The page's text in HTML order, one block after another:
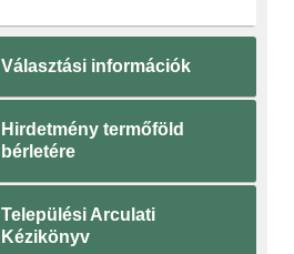
Választási információk
Hirdetmény termőföld
bérletére
Települési Arculati
Kézikönyv